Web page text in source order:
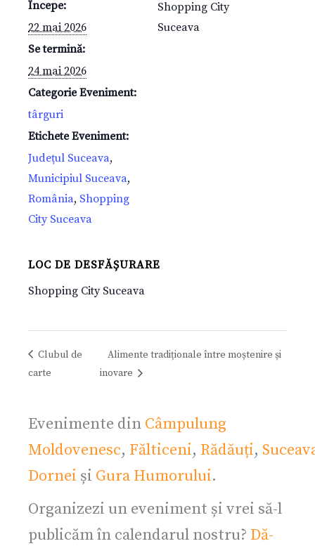
Începe:
22 mai 2026
Se termină:
24 mai 2026
Categorie Eveniment:
târguri
Etichete Eveniment:
Județul Suceava,
Municipiul Suceava,
România, Shopping
City Suceava
Shopping City
Suceava
LOC DE DESFĂȘURARE
Shopping City Suceava
Clubul de
carte
Alimente tradiționale între moștenire și
inovare
Evenimente din Câmpulung
Moldovenesc, Fălticeni, Rădăuți,
Dornei și Gura Humorului.
Organizezi un eveniment și vrei să-l
publicăm în calendarul nostru? Dă-